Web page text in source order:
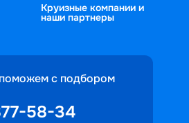
Круизные компании и
наши партнеры
с подбором
58-34